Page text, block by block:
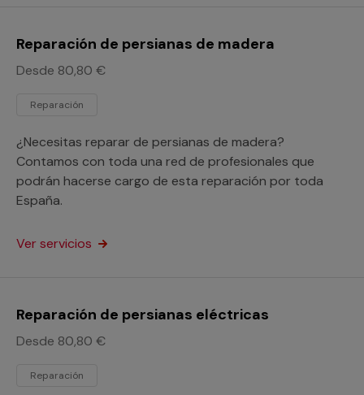
Reparación de persianas de madera
Desde 80,80 €
Reparación
¿Necesitas reparar de persianas de madera?
Contamos con toda una red de profesionales que
podrán hacerse cargo de esta reparación por toda
España.
Ver servicios
Reparación de persianas eléctricas
Desde 80,80 €
Reparación